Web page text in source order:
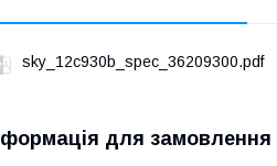
sky_12c930b_spec_36209300.pdf
для замовлення